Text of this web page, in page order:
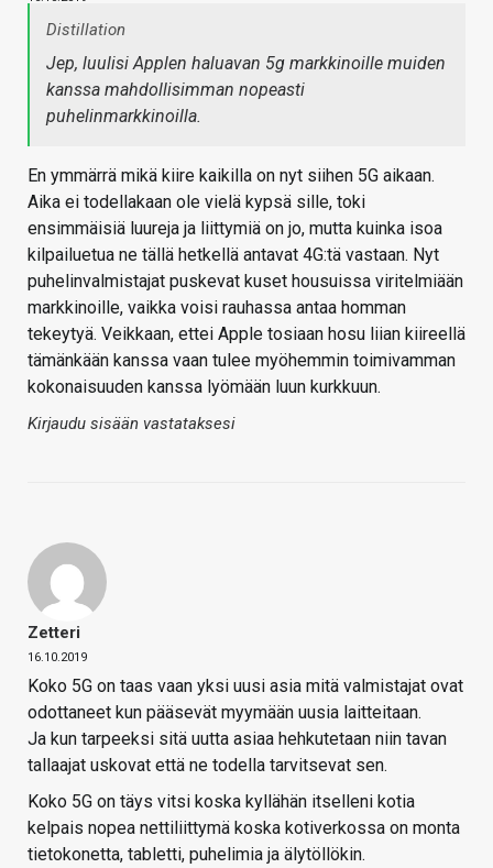
Distillation
Jep, luulisi Applen haluavan 5g markkinoille muiden
kanssa mahdollisimman nopeasti
puhelinmarkkinoilla.
En ymmärrä mikä kiire kaikilla on nyt siihen 5G aikaan.
Aika ei todellakaan ole vielä kypsä sille, toki
ensimmäisiä luureja ja liittymiä on jo, mutta kuinka isoa
kilpailuetua ne tällä hetkellä antavat 4G:tä vastaan. Nyt
puhelinvalmistajat puskevat kuset housuissa viritelmiään
markkinoille, vaikka voisi rauhassa antaa homman
tekeytyä. Veikkaan, ettei Apple tosiaan hosu liian kiireellä
tämänkään kanssa vaan tulee myöhemmin toimivamman
kokonaisuuden kanssa lyömään luun kurkkuun.
Kirjaudu sisään vastataksesi
Zetteri
16.10.2019
Koko 5G on taas vaan yksi uusi asia mitä valmistajat ovat
odottaneet kun pääsevät myymään uusia laitteitaan.
Ja kun tarpeeksi sitä uutta asiaa hehkutetaan niin tavan
tallaajat uskovat että ne todella tarvitsevat sen.
Koko 5G on täys vitsi koska kyllähän itselleni kotia
kelpais nopea nettiliittymä koska kotiverkossa on monta
tietokonetta, tabletti, puhelimia ja älytöllökin.